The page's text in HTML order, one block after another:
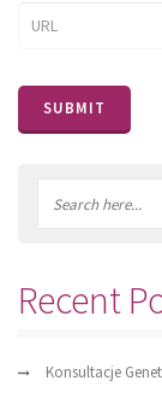
Recent
Konsultacje